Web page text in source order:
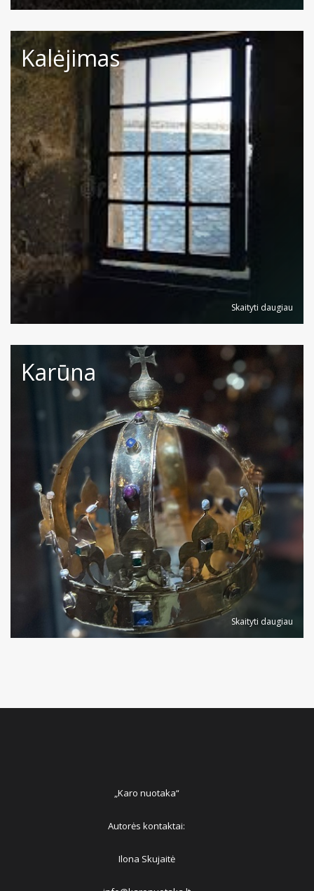
Kalėjimas
Skaityti daugiau
Karūna
Skaityti daugiau
„Karo nuotaka“
Autorės kontaktai:
Ilona Skujaitė